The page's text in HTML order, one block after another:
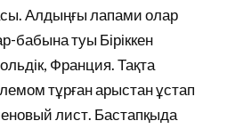
Алдыңғы лапами олар
бабына туы Біріккен
Франция. Тақта
тұрған арыстан ұстап
лист. Бастапқыда